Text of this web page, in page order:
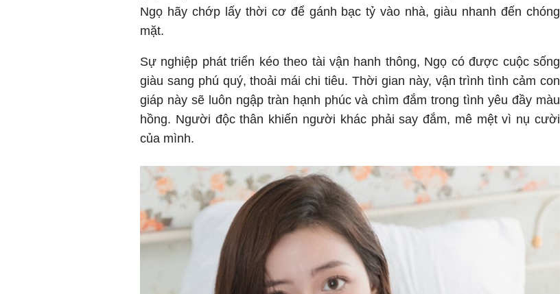
Ngọ hãy chớp lấy thời cơ để gánh bạc tỷ vào nhà, giàu nhanh đến chóng
mặt.
Sự nghiệp phát triển kéo theo tài vận hanh thông, Ngọ có được cuộc sống
giàu sang phú quý, thoải mái chi tiêu. Thời gian này, vận trình tình cảm con
giáp này sẽ luôn ngập tràn hạnh phúc và chìm đắm trong tình yêu đầy màu
hồng. Người độc thân khiến người khác phải say đắm, mê mệt vì nụ cười
của mình.